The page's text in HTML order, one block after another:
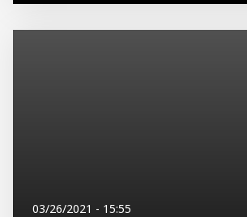
03/26/2021 - 15:55